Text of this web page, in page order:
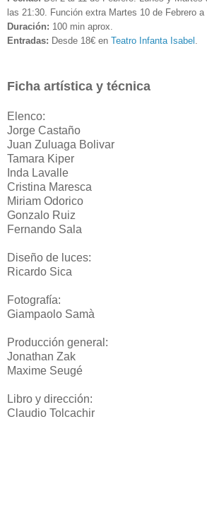
las 21:30. Función extra Martes 10 de Febrero a
Duración: 100 min aprox.
Entradas: Desde 18€ en Teatro Infanta Isabel .
Ficha artística y técnica
Elenco:
Jorge Castaño
Juan Zuluaga Bolivar
Tamara Kiper
Inda Lavalle
Cristina Maresca
Miriam Odorico
Gonzalo Ruiz
Fernando Sala
Diseño de luces:
Ricardo Sica
Fotografía:
Giampaolo Samà
Producción general:
Jonathan Zak
Maxime Seugé
Libro y dirección:
Claudio Tolcachir